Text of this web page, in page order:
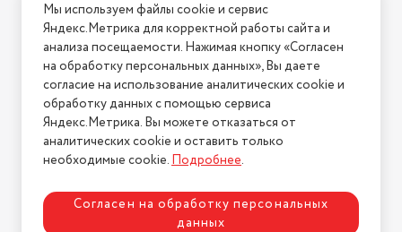
Тип устройства
весы
Условия возврата
Нашли ошибку на сайте? Напишите нам
2026 © Интернет-магазин "АстМаркет". У нас есть всё!
Политика конфиденциальности
Мы используем файлы cookie и сервис
Яндекс.Метрика для корректной работы сайта и
анализа посещаемости. Нажимая кнопку «Согласен
на обработку персональных данных», Вы даете
согласие на использование аналитических cookie и
обработку данных с помощью сервиса
Яндекс.Метрика. Вы можете отказаться от
аналитических cookie и оставить только
необходимые cookie.Подробнее.
Согласен на обработку персональных
данных